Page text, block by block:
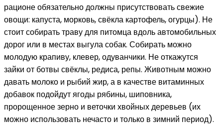
рационе обязательно должны присутствовать свежие
овощи: капуста, морковь, свёкла картофель, огурцы). Не
стоит собирать траву для питомца вдоль автомобильных
дорог или в местах выгула собак. Собирать можно
молодую крапиву, клевер, одуванчики. Не откажутся
зайки от ботвы свёклы, редиса, репы. Животным можно
давать молоко и рыбий жир, а в качестве витаминных
добавок подойдут ягоды рябины, шиповника,
пророщенное зерно и веточки хвойных деревьев (их
можно использовать нечасто и только в зимний период).